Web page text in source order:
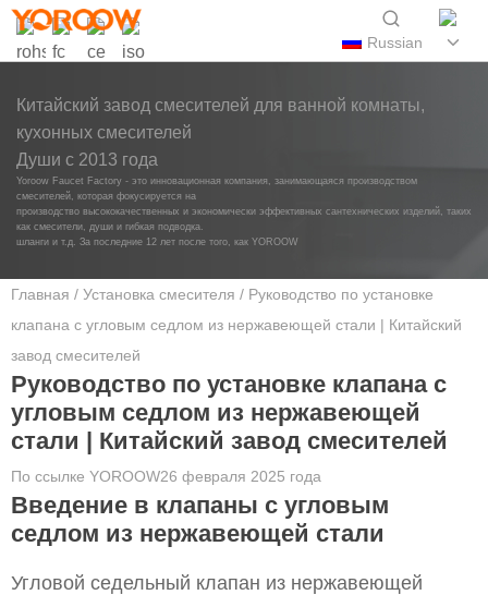
Russian
Китайский завод смесителей для ванной комнаты,
кухонных смесителей
Души с 2013 года
Yoroow Faucet Factory - это инновационная компания, занимающаяся производством
смесителей, которая фокусируется на
производство высококачественных и экономически эффективных сантехнических изделий, таких
как смесители, души и гибкая подводка.
шланги и т.д. За последние 12 лет после того, как YOROOW
Главная / Установка смесителя / Руководство по установке
клапана с угловым седлом из нержавеющей стали | Китайский
завод смесителей
Руководство по установке клапана с
угловым седлом из нержавеющей
стали | Китайский завод смесителей
По ссылке YOROOW26 февраля 2025 года
Введение в клапаны с угловым
седлом из нержавеющей стали
Угловой седельный клапан из нержавеющей